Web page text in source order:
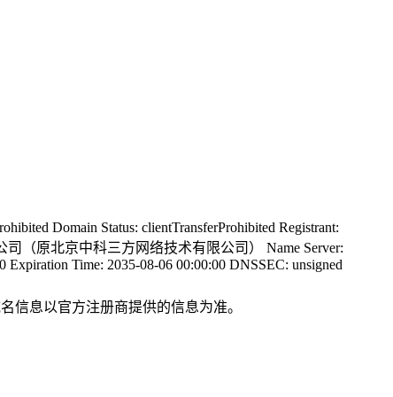
Domain Status: clientTransferProhibited Registrant:
司（原北京中科三方网络技术有限公司） Name Server:
Expiration Time: 2035-08-06 00:00:00 DNSSEC: unsigned
信息以官方注册商提供的信息为准。